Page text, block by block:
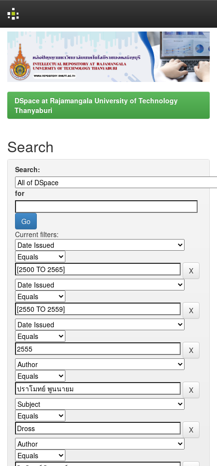
navigation
DSpace at Rajamangala University of Technology
Thanyaburi
Search
Search:
for
Current filters: